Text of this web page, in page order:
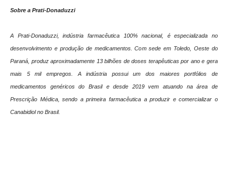
Sobre a Prati-Donaduzzi
A Prati-Donaduzzi, indústria farmacêutica 100% nacional, é especializada no
desenvolvimento e produção de medicamentos. Com sede em Toledo, Oeste do
Paraná, produz aproximadamente 13 bilhões de doses terapêuticas por ano e gera
mais 5 mil empregos. A indústria possui um dos maiores portfólios de
medicamentos genéricos do Brasil e desde 2019 vem atuando na área de
Prescrição Médica, sendo a primeira farmacêutica a produzir e comercializar o
Canabidiol no Brasil.